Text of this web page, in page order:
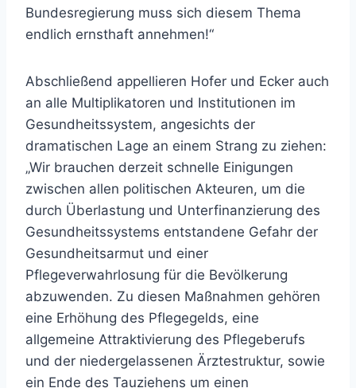
Bundesregierung muss sich diesem Thema
endlich ernsthaft annehmen!“
Abschließend appellieren Hofer und Ecker auch
an alle Multiplikatoren und Institutionen im
Gesundheitssystem, angesichts der
dramatischen Lage an einem Strang zu ziehen:
„Wir brauchen derzeit schnelle Einigungen
zwischen allen politischen Akteuren, um die
durch Überlastung und Unterfinanzierung des
Gesundheitssystems entstandene Gefahr der
Gesundheitsarmut und einer
Pflegeverwahrlosung für die Bevölkerung
abzuwenden. Zu diesen Maßnahmen gehören
eine Erhöhung des Pflegegelds, eine
allgemeine Attraktivierung des Pflegeberufs
und der niedergelassenen Ärztestruktur, sowie
ein Ende des Tauziehens um einen